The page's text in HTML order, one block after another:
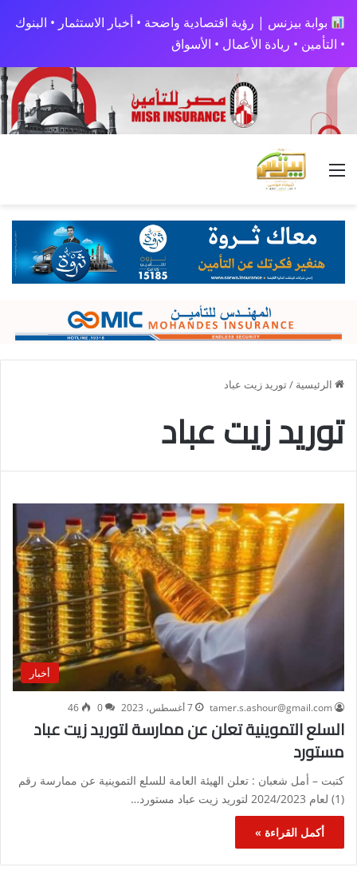
بوابة بيزنس | رؤية اقتصادية واضحة • أخبار الاستثمار • البنوك
• التأمين • ريادة الأعمال • الأسواق
القائمة
الرئيسية /توريد زيت عباد
توريد زيت عباد
أخبار
tamer.s.ashour@gmail.com 7 أغسطس، 2023 0
46
السلع التموينية تعلن عن ممارسة لتوريد زيت عباد
مستورد
كتبت – أمل شعبان : تعلن الهيئة العامة للسلع التموينية عن ممارسة رقم
(1) لعام 2024/2023 لتوريد زيت عباد مستورد…
أكمل القراءة »